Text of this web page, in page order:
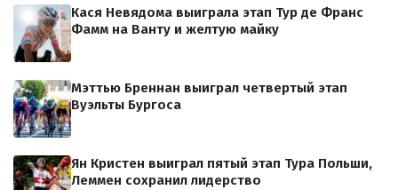
Кася Невядома выиграла этап Тур де Франс
Фамм на Ванту и желтую майку
Мэттью Бреннан выиграл четвертый этап
Вуэльты Бургоса
Ян Кристен выиграл пятый этап Тура Польши,
Леммен сохранил лидерство